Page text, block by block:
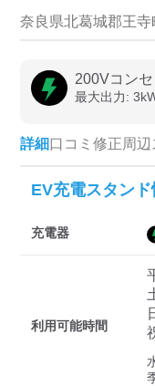
充電器の種類
急速充電器のみ
高速道路上のみ
認証システム
EV充電エネチ
三菱ディーラー
トヨタディー
奈良県北葛城郡王
200Vコンセ
最大出力: 3
詳細口コミ 修正周辺
EV充電スタンド
充電器
利用可能時間